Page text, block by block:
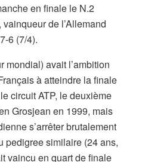
en finale le N.2
de l’Allemand
6 (7/4).
mondial) avait l’ambition
à atteindre la finale
circuit ATP, le deuxième
Grosjean en 1999, mais
s’arrêter brutalement
pedigree similaire (24 ans,
vaincu en quart de finale